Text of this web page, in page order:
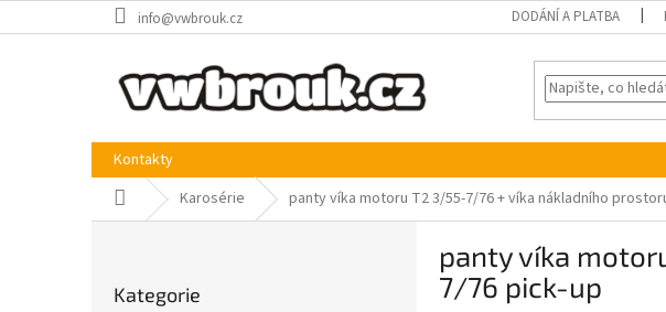
na
info@vwbrouk.cz DODÁNÍ A PLATBA
Kontakty
Domů Karosérie panty víka motoru T2 3/55-7/76 + víka nákladního
kategorie
Kategorie
panty víka
7/76 pick-up